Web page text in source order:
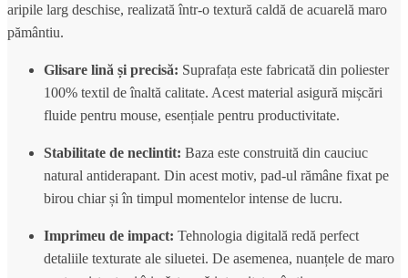
aripile larg deschise, realizată într-o textură caldă de acuarelă maro
pământiu.
Glisare lină și precisă: Suprafața este fabricată din poliester
100% textil de înaltă calitate. Acest material asigură mișcări
fluide pentru mouse, esențiale pentru productivitate.
Stabilitate de neclintit: Baza este construită din cauciuc
natural antiderapant. Din acest motiv, pad-ul rămâne fixat pe
birou chiar și în timpul momentelor intense de lucru.
Imprimeu de impact: Tehnologia digitală redă perfect
detaliile texturate ale siluetei. De asemenea, nuanțele de maro